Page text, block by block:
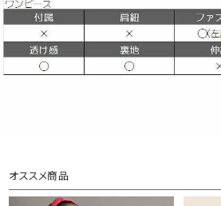
オススメ商品